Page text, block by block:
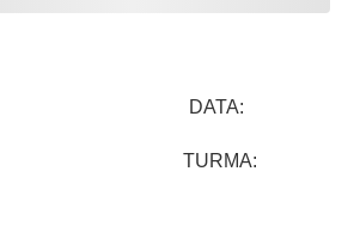
DATA:
TURMA: